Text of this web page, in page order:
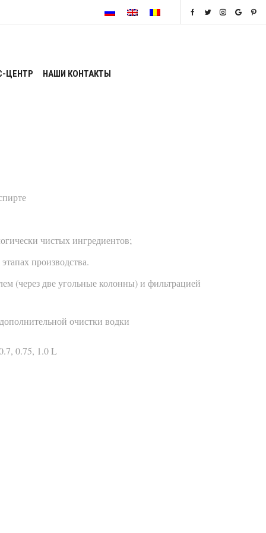
ЦЕНТР НАШИ КОНТАКТЫ
чистых ингредиентов;
производства.
(через две угольные колонны) и фильтрацией
очистки водки
0.75, 1.0 L